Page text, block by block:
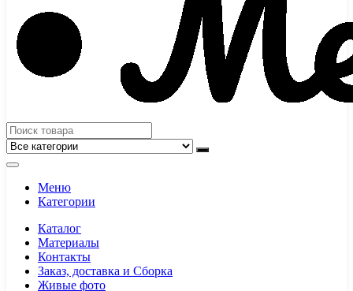
Меню
Категории
Каталог
Материалы
Контакты
Заказ, доставка и Сборка
Живые фото